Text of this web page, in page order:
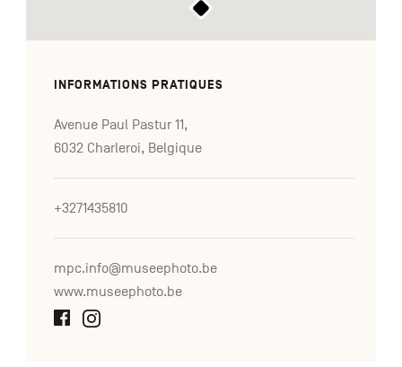
INFORMATIONS PRATIQUES
Avenue Paul Pastur 11,
6032 Charleroi, Belgique
+3271435810
mpc.info@museephoto.be
www.museephoto.be